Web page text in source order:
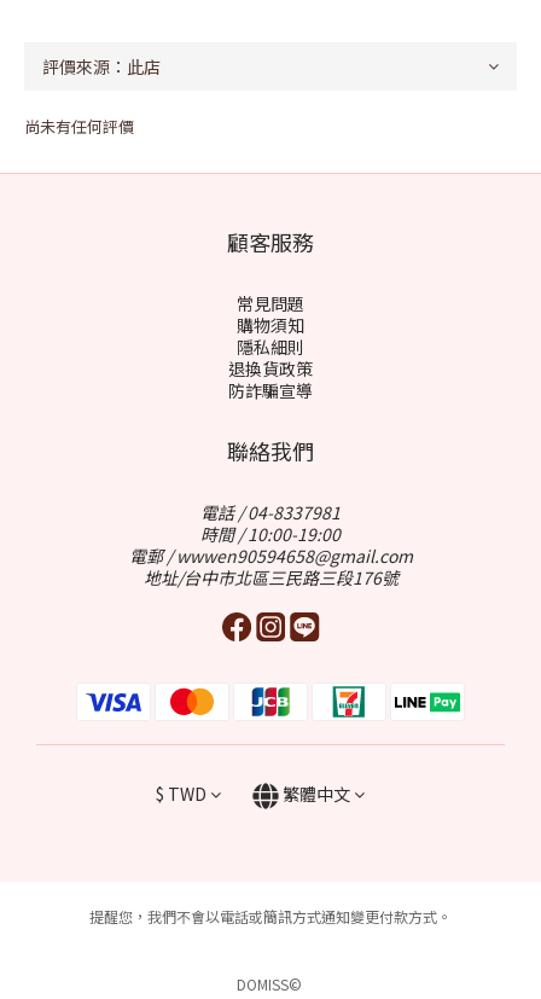
尚未有任何評價
顧客服務
常見問題
購物須知
隱私細則
退換貨政策
防詐騙宣導
聯絡我們
電話 / 04-8337981
時間 / 10:00-19:00
電郵 / wwwen90594658@gmail.com
地址/台中市北區三民路三段176號
$ TWD 繁體中文
提醒您，我們不會以電話或簡訊方式通知變更付款方式。
DOMISS©